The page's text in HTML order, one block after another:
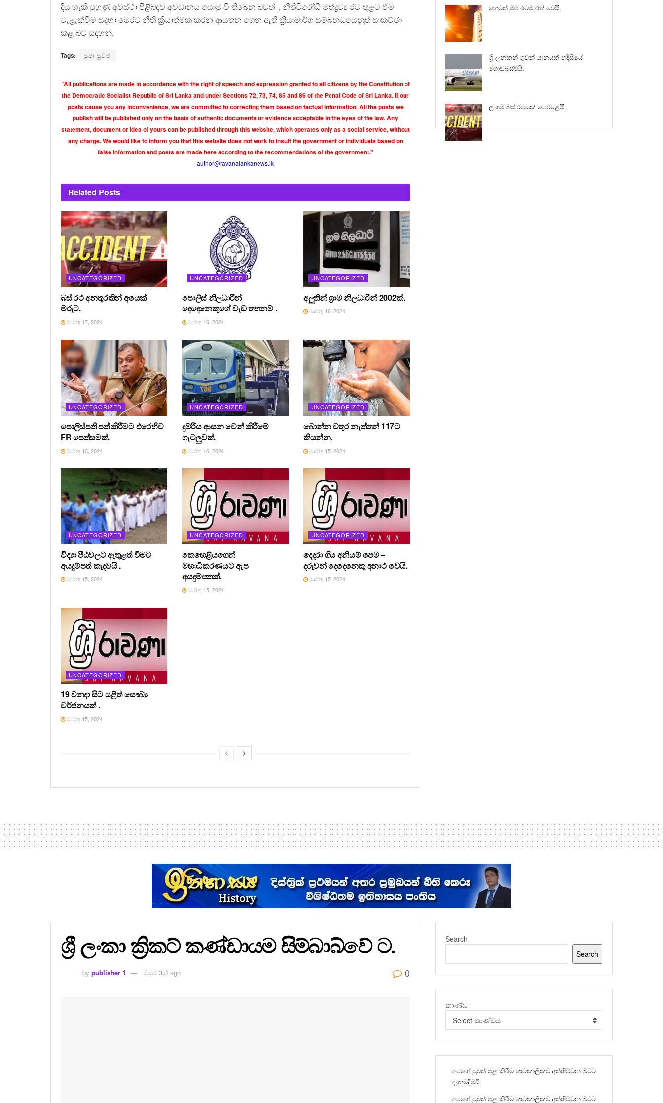
දිය හැකි පුහුණු අවස්ථා පිළිබඳව අවධානය යොමු වී තිබෙන බවත් , නීතිවිරෝධී මත්ද්‍රව්‍ය රට තුළට ඒම
වැළැක්වීම සඳහා මෙරට නීති ක්‍රියාත්මක කරන ආයතන ගෙන ඇති ක්‍රියාමාර්ග සම්බන්ධයෙනුත් සාකච්ඡා
කළ බව සඳහන්.
Tags: ප්‍රජා පුවත්
“All publications are made in accordance with the right of speech and expression granted to all citizens by the Constitution of
the Democratic Socialist Republic of Sri Lanka and under Sections 72, 73, 74, 85 and 86 of the Penal Code of Sri Lanka. If our
posts cause you any inconvenience, we are committed to correcting them based on factual information. All the posts we
publish will be published only on the basis of authentic documents or evidence acceptable in the eyes of the law. Any
statement, document or idea of yours can be published through this website, which operates only as a social service, without
any charge. We would like to inform you that this website does not work to insult the government or individuals based on
false information and posts are made here according to the recommendations of the government."
author@ravanalankanews.lk
Related Posts
UNCATEGORIZED
බස් රථ අනතුරකින් අයෙක්
මරුට.
මාර්තු 17, 2024
UNCATEGORIZED
පොලිස් නිලධාරීන්
දෙදෙනෙකුගේ වැඩ තහනම් .
මාර්තු 16, 2024
UNCATEGORIZED
අලුතින් ග්‍රාම නිලධාරීන් 2002ක්.
මාර්තු 16, 2024
UNCATEGORIZED
පොලිස්පති පත් කිරීමට එරෙහිව
FR පෙත්සමක්.
මාර්තු 16, 2024
UNCATEGORIZED
දුම්රිය ආසන වෙන් කිරීමේ
ගැටලුවක්.
මාර්තු 16, 2024
UNCATEGORIZED
බොන්න වතුර නැත්තන් 117ට
කියන්න.
මාර්තු 15, 2024
UNCATEGORIZED
විද්‍යා පීඨවලට ඇතුළත් වීමට
අයදුම්පත් කැදවයි .
මාර්තු 15, 2024
UNCATEGORIZED
කෙහෙළියගෙන්
මහාධිකරණයට ඇප
අයදුම්පතක්.
මාර්තු 15, 2024
UNCATEGORIZED
දෙදරා ගිය අනියම් පෙම –
දරුවන් දෙදෙනෙකු අනාථ වෙයි.
මාර්තු 15, 2024
UNCATEGORIZED
19 වනදා සිට යළිත් සෞඛ්‍ය
වර්ජනයක් .
මාර්තු 15, 2024
හෙටත් මුළු රටම රත් වෙයි.
ශ්‍රී ලන්කන් ගුවන් යානයක් හදිසියේ
ගොඩබස්වයි.
ලංගම බස් රථයක් පෙරළෙයි.
ශ්‍රී ලංකා ක්‍රිකට් කණ්ඩායම සිම්බාබ්වේ ට.
by publisher 1 වසර 3ක් ago 0
Search
Search
කාණ්ඩ
Select කාණ්ඩය
අපගේ පුවත් පළ කිරීම තාවකාලිකව අත්හිටුවන බවට
දැනුම්දීමයි.
අපගේ පුවත් පළ කිරීම තාවකාලිකව අත්හිටුවන බවට